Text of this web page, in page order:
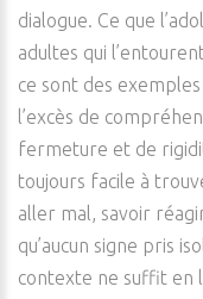
dialogue. Ce que
adultes qui
ce sont des
l’excès de
fermeture et de
toujours facile à
aller mal, savoir
qu’aucun signe pris
contexte ne suffit en